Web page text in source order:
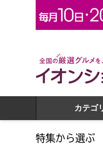
全国の厳選グルメを、ネッ
カテゴ
特集から選ぶ